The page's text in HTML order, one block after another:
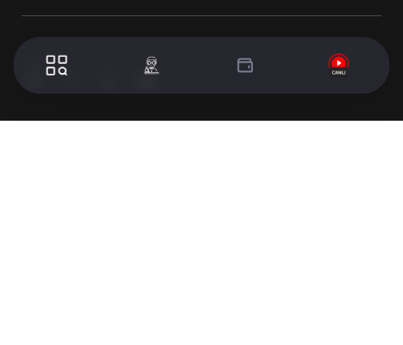
© 2024 WorldTurk. Tüm Hakları Saklıdır. - Tasarım & Geliştirme :
Volion's